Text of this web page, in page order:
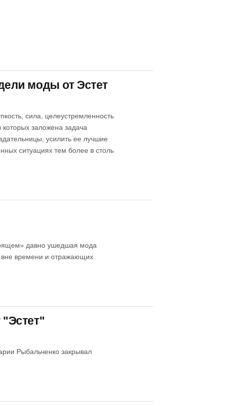
моды от Эстет
сила, целеустремленность
заложена задача
усилить ее лучшие
ситуациях тем более в столь
давно ушедшая мода
вне времени и отражающих
Рыбальченко закрывал